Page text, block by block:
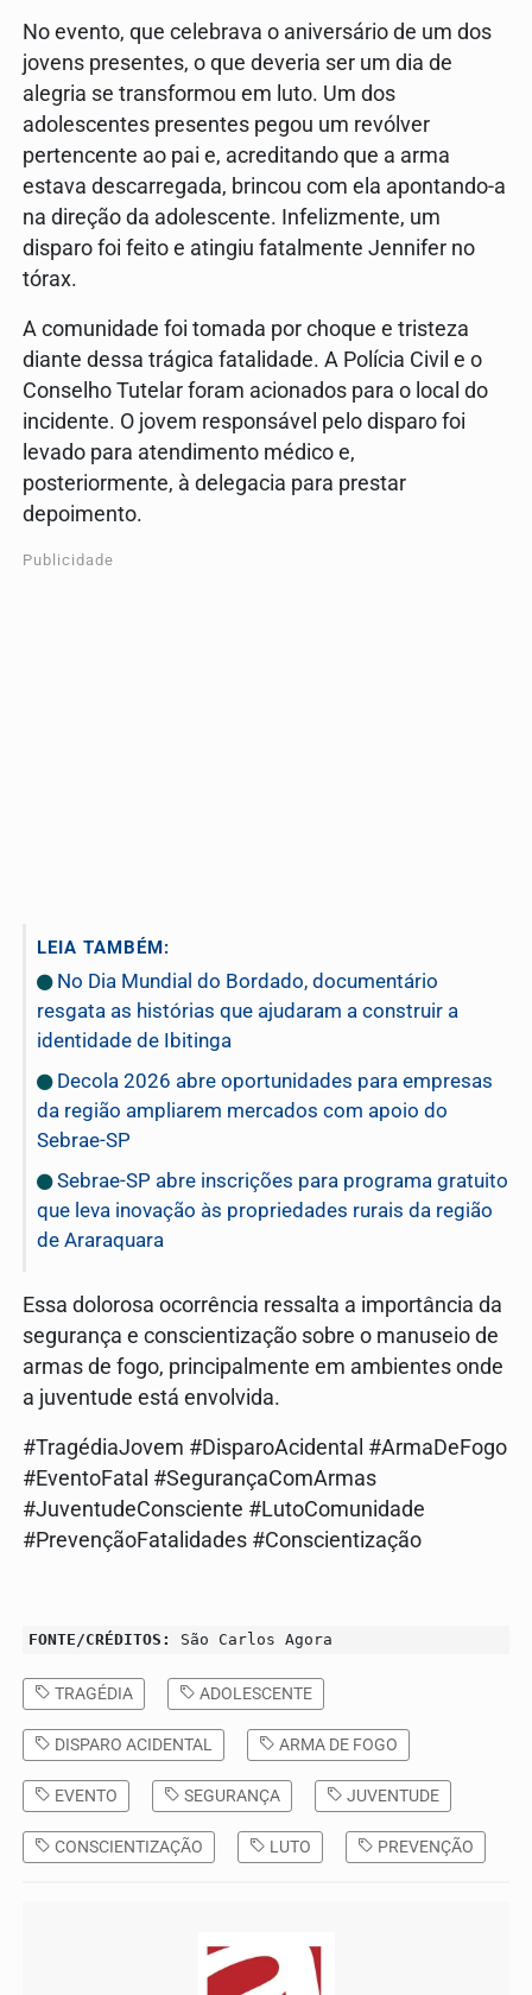
No evento, que celebrava o aniversário de um dos
jovens presentes, o que deveria ser um dia de
alegria se transformou em luto. Um dos
adolescentes presentes pegou um revólver
pertencente ao pai e, acreditando que a arma
estava descarregada, brincou com ela apontando-a
na direção da adolescente. Infelizmente, um
disparo foi feito e atingiu fatalmente Jennifer no
tórax.
A comunidade foi tomada por choque e tristeza
diante dessa trágica fatalidade. A Polícia Civil e o
Conselho Tutelar foram acionados para o local do
incidente. O jovem responsável pelo disparo foi
levado para atendimento médico e,
posteriormente, à delegacia para prestar
depoimento.
Publicidade
LEIA TAMBÉM:
No Dia Mundial do Bordado, documentário
resgata as histórias que ajudaram a construir a
identidade de Ibitinga
Decola 2026 abre oportunidades para empresas
da região ampliarem mercados com apoio do
Sebrae-SP
Sebrae-SP abre inscrições para programa gratuito
que leva inovação às propriedades rurais da região
de Araraquara
Essa dolorosa ocorrência ressalta a importância da
segurança e conscientização sobre o manuseio de
armas de fogo, principalmente em ambientes onde
a juventude está envolvida.
#TragédiaJovem #DisparoAcidental #ArmaDeFogo
#EventoFatal #SegurançaComArmas
#JuventudeConsciente #LutoComunidade
#PrevençãoFatalidades #Conscientização
FONTE/CRÉDITOS: São Carlos Agora
TRAGÉDIA ADOLESCENTE
DISPARO ACIDENTAL ARMA DE FOGO
EVENTO SEGURANÇA JUVENTUDE
CONSCIENTIZAÇÃO LUTO PREVENÇÃO